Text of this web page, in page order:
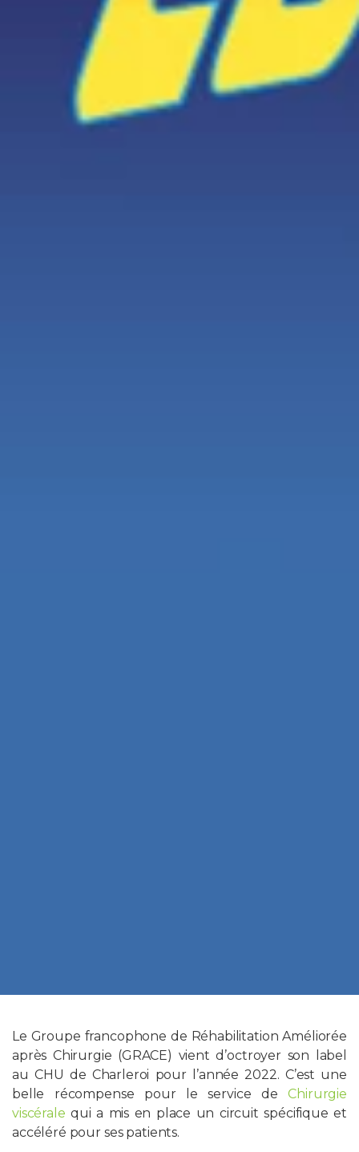
Le Groupe francophone de Réhabilitation Améliorée
après Chirurgie (GRACE) vient d’octroyer son label
au CHU de Charleroi pour l’année 2022. C’est une
belle récompense pour le service deChirurgie
viscérale qui a mis en place un circuit spécifique et
accéléré pour ses patients.